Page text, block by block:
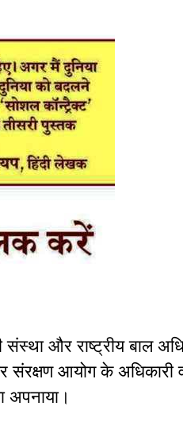
और राष्ट्रीय बाल
संरक्षण आयोग के अधिकारी
अपनाया।